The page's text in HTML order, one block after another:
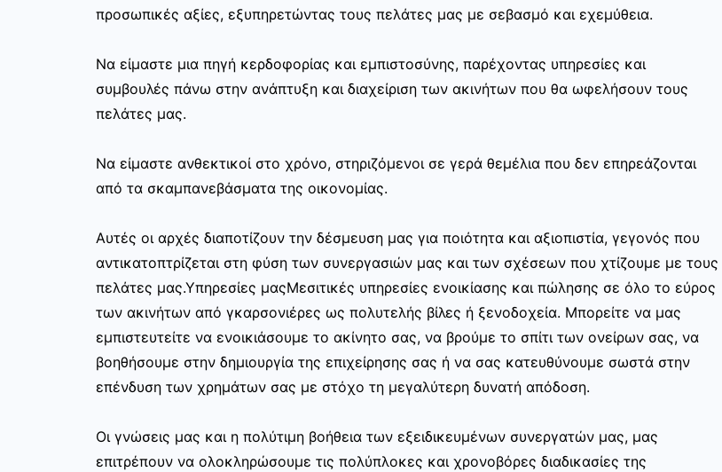
προσωπικές αξίες, εξυπηρετώντας τους πελάτες μας με σεβασμό και εχεμύθεια.
Να είμαστε μια πηγή κερδοφορίας και εμπιστοσύνης, παρέχοντας υπηρεσίες και
συμβουλές πάνω στην ανάπτυξη και διαχείριση των ακινήτων που θα ωφελήσουν τους
πελάτες μας.
Να είμαστε ανθεκτικοί στο χρόνο, στηριζόμενοι σε γερά θεμέλια που δεν επηρεάζονται
από τα σκαμπανεβάσματα της οικονομίας.
Αυτές οι αρχές διαποτίζουν την δέσμευση μας για ποιότητα και αξιοπιστία, γεγονός που
αντικατοπτρίζεται στη φύση των συνεργασιών μας και των σχέσεων που χτίζουμε με τους
πελάτες μας.Υπηρεσίες μαςΜεσιτικές υπηρεσίες ενοικίασης και πώλησης σε όλο το εύρος
των ακινήτων από γκαρσονιέρες ως πολυτελής βίλες ή ξενοδοχεία. Μπορείτε να μας
εμπιστευτείτε να ενοικιάσουμε το ακίνητο σας, να βρούμε το σπίτι των ονείρων σας, να
βοηθήσουμε στην δημιουργία της επιχείρησης σας ή να σας κατευθύνουμε σωστά στην
επένδυση των χρημάτων σας με στόχο τη μεγαλύτερη δυνατή απόδοση.
Οι γνώσεις μας και η πολύτιμη βοήθεια των εξειδικευμένων συνεργατών μας, μας
επιτρέπουν να ολοκληρώσουμε τις πολύπλοκες και χρονοβόρες διαδικασίες της